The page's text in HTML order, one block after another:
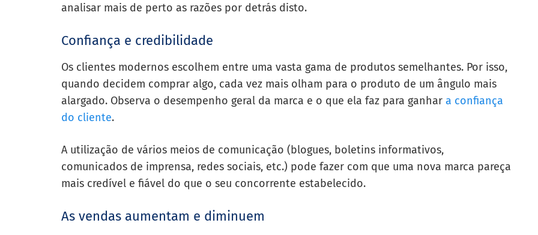
analisar mais de perto as razões por detrás disto.
Confiança e credibilidade
Os clientes modernos escolhem entre uma vasta gama de produtos semelhantes. Por isso,
quando decidem comprar algo, cada vez mais olham para o produto de um ângulo mais
alargado. Observa o desempenho geral da marca e o que ela faz para ganhar a confiança
do cliente.
A utilização de vários meios de comunicação (blogues, boletins informativos,
comunicados de imprensa, redes sociais, etc.) pode fazer com que uma nova marca pareça
mais credível e fiável do que o seu concorrente estabelecido.
As vendas aumentam e diminuem